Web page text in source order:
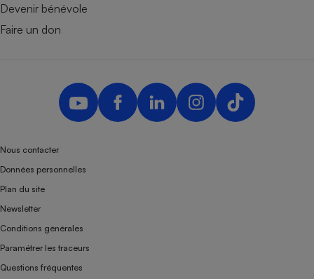
Devenir bénévole
Faire un don
Nous contacter
Données personnelles
Plan du site
Newsletter
Conditions générales
Paramétrer les traceurs
Questions fréquentes